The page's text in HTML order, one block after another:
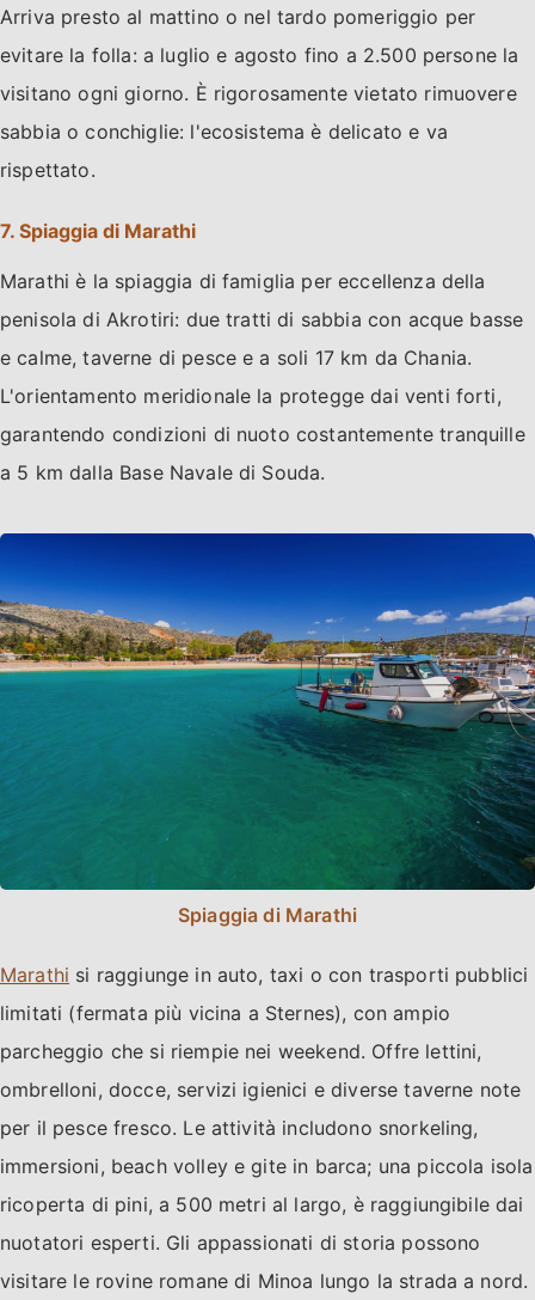
Arriva presto al mattino o nel tardo pomeriggio per
evitare la folla: a luglio e agosto fino a 2.500 persone la
visitano ogni giorno. È rigorosamente vietato rimuovere
sabbia o conchiglie: l'ecosistema è delicato e va
rispettato.
7. Spiaggia di Marathi
Marathi è la spiaggia di famiglia per eccellenza della
penisola di Akrotiri: due tratti di sabbia con acque basse
e calme, taverne di pesce e a soli 17 km da Chania.
L'orientamento meridionale la protegge dai venti forti,
garantendo condizioni di nuoto costantemente tranquille
a 5 km dalla Base Navale di Souda.
Spiaggia di Marathi
Marathi si raggiunge in auto, taxi o con trasporti pubblici
limitati (fermata più vicina a Sternes), con ampio
parcheggio che si riempie nei weekend. Offre lettini,
ombrelloni, docce, servizi igienici e diverse taverne note
per il pesce fresco. Le attività includono snorkeling,
immersioni, beach volley e gite in barca; una piccola isola
ricoperta di pini, a 500 metri al largo, è raggiungibile dai
nuotatori esperti. Gli appassionati di storia possono
visitare le rovine romane di Minoa lungo la strada a nord.